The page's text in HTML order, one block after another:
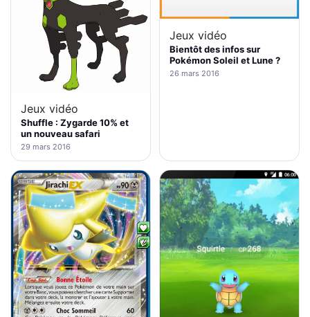
Jeux vidéo
Shuffle : Zygarde 10% et
un nouveau safari
29 mars 2016
Jeux vidéo
Bientôt des infos sur
Pokémon Soleil et Lune ?
26 mars 2016